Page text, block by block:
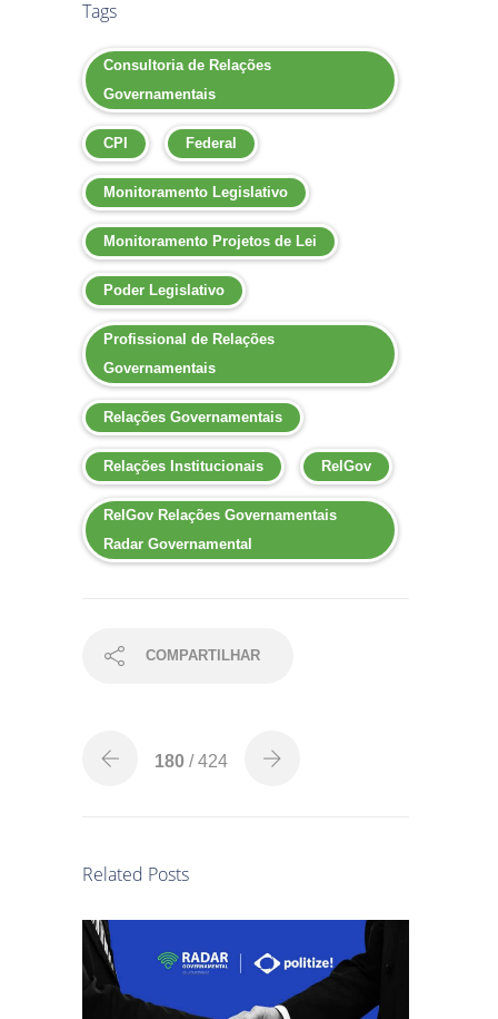
Tags
Consultoria de Relações
Governamentais
CPI Federal
Monitoramento Legislativo
Monitoramento Projetos de Lei
Poder Legislativo
Profissional de Relações
Governamentais
Relações Governamentais
Relações Institucionais RelGov
RelGov Relações Governamentais
Radar Governamental
COMPARTILHAR
180 / 424
Related Posts